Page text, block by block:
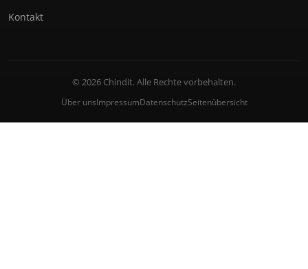
Kontakt
© 2026 Chindit. Alle Rechte vorbehalten.
Über unsImpressumDatenschutzSeitenübersicht